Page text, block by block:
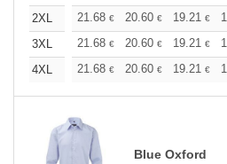
2XL
21.68 € 20.60 € 19.21 €
3XL
21.68 € 20.60 € 19.21 €
4XL
21.68 € 20.60 € 19.21 €
Blue Oxford